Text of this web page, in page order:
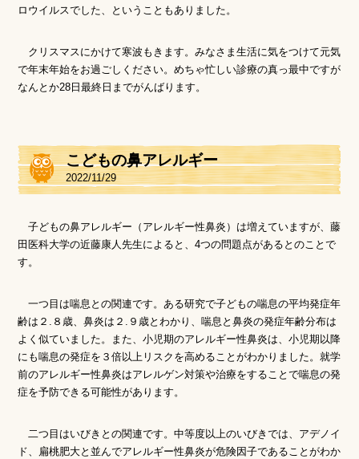
ロウイルスでした、ということもありました。
クリスマスにかけて寒波もきます。みなさま生活に気をつけて元気
で年末年始をお過ごしください。めちゃ忙しい診療の真っ最中ですが
なんとか28日最終日までがんばります。
こどもの鼻アレルギー
2022/11/29
子どもの鼻アレルギー（アレルギー性鼻炎）は増えていますが、藤
田医科大学の近藤康人先生によると、4つの問題点があるとのことで
す。
一つ目は喘息との関連です。ある研究で子どもの喘息の平均発症年
齢は２.８歳、鼻炎は２.９歳とわかり、喘息と鼻炎の発症年齢分布は
よく似ていました。また、小児期のアレルギー性鼻炎は、小児期以降
にも喘息の発症を３倍以上リスクを高めることがわかりました。就学
前のアレルギー性鼻炎はアレルゲン対策や治療をすることで喘息の発
症を予防できる可能性があります。
二つ目はいびきとの関連です。中等度以上のいびきでは、アデノイ
ド、扁桃肥大と並んでアレルギー性鼻炎が危険因子であることがわか